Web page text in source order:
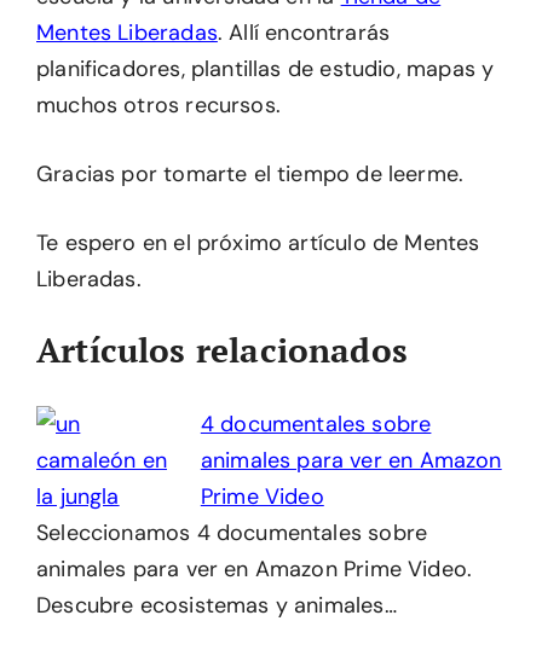
Mentes Liberadas. Allí encontrarás
planificadores, plantillas de estudio, mapas y
muchos otros recursos.
Gracias por tomarte el tiempo de leerme.
Te espero en el próximo artículo de Mentes
Liberadas.
Artículos relacionados
4 documentales sobre
animales para ver en Amazon
Prime Video
Seleccionamos 4 documentales sobre
animales para ver en Amazon Prime Video.
Descubre ecosistemas y animales…